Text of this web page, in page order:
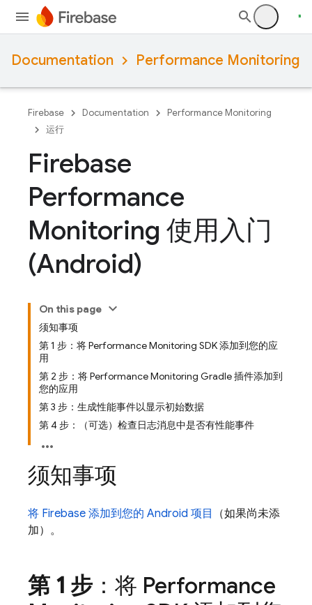
Documentation Performance Monitoring
Firebase Documentation
Performance Monitoring
运行
Firebase
Performance
Monitoring 使用入门
(Android)
On this page
须知事项
第 1 步：将 Performance Monitoring SDK 添加到您的应
用
第 2 步：将 Performance Monitoring Gradle 插件添加到
您的应用
第 3 步：生成性能事件以显示初始数据
第 4 步：（可选）检查日志消息中是否有性能事件
须知事项
将 Firebase 添加到您的 Android 项目
（如果尚未添
加）。
第 1 步 ：将 Performance